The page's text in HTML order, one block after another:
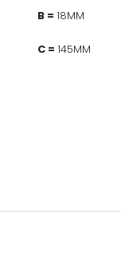
B = 18MM
C = 145MM